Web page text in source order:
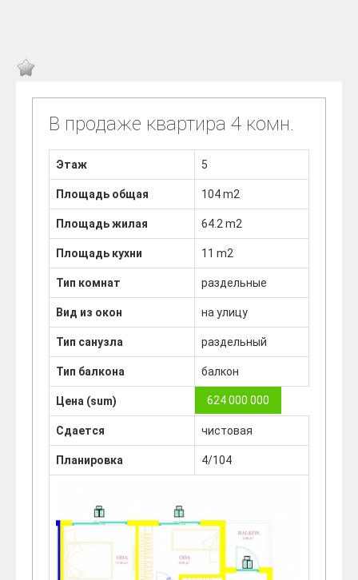
В продаже квартира 4 комн.
Этаж 5
Площадь общая 104 m2
Площадь жилая 64.2 m2
Площадь кухни 11 m2
Тип комнат раздельные
Вид из окон на улицу
Тип санузла раздельный
Тип балкона балкон
Цена (sum) 624 000 000
Сдается чистовая
Планировка 4/104